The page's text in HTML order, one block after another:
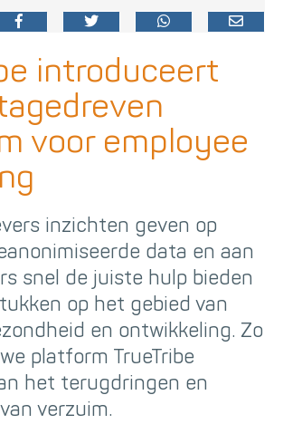
introduceert
voor employee
inzichten geven op
data en aan
snel de juiste hulp bieden
op het gebied van
en ontwikkeling. Zo
platform TrueTribe
het terugdringen en
verzuim.